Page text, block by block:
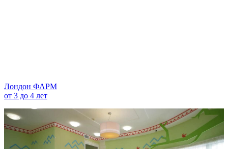
Лондон ФАРМ
от 3 до 4 лет